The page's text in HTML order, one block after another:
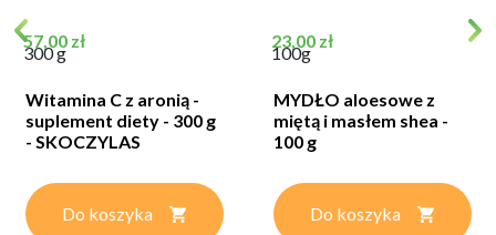
Cena
57,00 zł
300 g
Witamina C z aronią -
suplement diety - 300 g
- SKOCZYLAS
Do koszyka
Cena
23,00 zł
100g
MYDŁO aloesowe z
miętą i masłem shea -
100 g
Do koszyka